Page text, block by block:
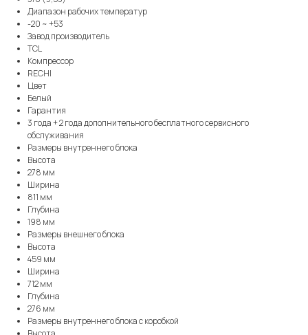
Диапазон рабочих температур
-20 ~ +53
Завод производитель
TCL
Компрессор
RECHI
Цвет
Белый
Гарантия
3 года + 2 года дополнительного бесплатного сервисного
обслуживания
Размеры внутреннего блока
Высота
278 мм
Ширина
811 мм
Глубина
198 мм
Размеры внешнего блока
Высота
459 мм
Ширина
712 мм
Глубина
276 мм
Размеры внутреннего блока с коробкой